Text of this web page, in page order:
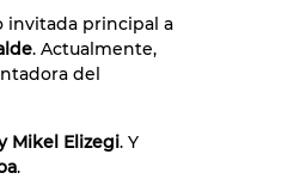
invitada principal a
. Actualmente,
del
Mikel Elizegi. Y
.